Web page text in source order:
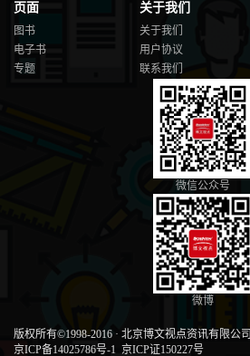
页面
图书
电子书
专题
关于我们
关于我们
用户协议
联系我们
微信公众号
微博
版权所有©1998-2016 · 北京博文视点资讯有限公司
京ICP备14025786号-1 京ICP证150227号